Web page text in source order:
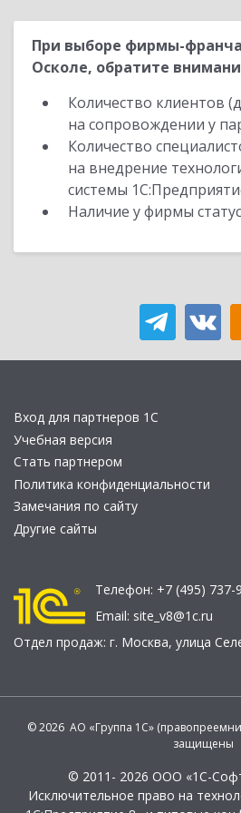
При выборе фирмы-
Осколе, обратите
Количество клиентов
на сопровождении у
Количество
на внедрение
системы
Наличие у фирмы
Вход для партнеров 1С
Учебная версия
Стать партнером
Политика конфиденциальности
Замечания по сайту
Другие сайты
Телефон: +7 (495) 737-
Email: site_v8@1c.ru
Отдел продаж: г. Москва, улица
© 2026 АО «Группа 1С»
защищены
© 2011- 2026 ООО «1С-
Исключительное право на